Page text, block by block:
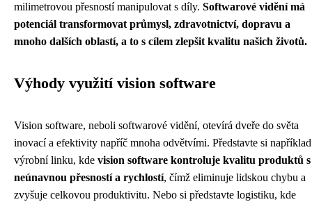
milimetrovou přesností manipulovat s díly. Softwarové vidění má
potenciál transformovat průmysl, zdravotnictví, dopravu a
mnoho dalších oblastí, a to s cílem zlepšit kvalitu našich životů.
Výhody využití vision software
Vision software, neboli softwarové vidění, otevírá dveře do světa
inovací a efektivity napříč mnoha odvětvími. Představte si například
výrobní linku, kde vision software kontroluje kvalitu produktů s
neúnavnou přesností a rychlostí, čímž eliminuje lidskou chybu a
zvyšuje celkovou produktivitu. Nebo si představte logistiku, kde